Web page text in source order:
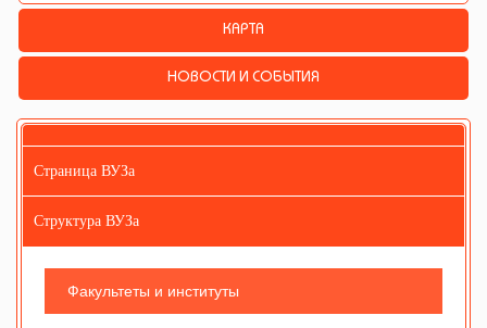
КАРТА
НОВОСТИ И СОБЫТИЯ
Страница ВУЗа
Структура ВУЗа
Факультеты и институты